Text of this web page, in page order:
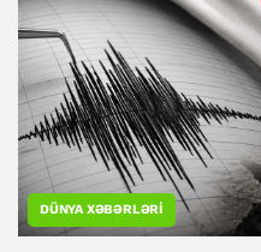
DÜNYA XƏBƏRLƏRI